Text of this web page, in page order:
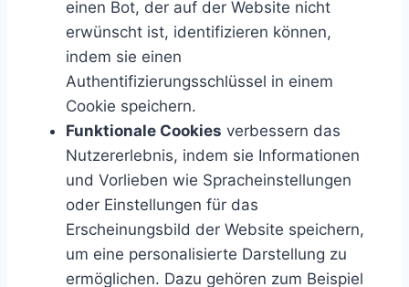
einen Bot, der auf der Website nicht
erwünscht ist, identifizieren können,
indem sie einen
Authentifizierungsschlüssel in einem
Cookie speichern.
Funktionale Cookies verbessern das
Nutzererlebnis, indem sie Informationen
und Vorlieben wie Spracheinstellungen
oder Einstellungen für das
Erscheinungsbild der Website speichern,
um eine personalisierte Darstellung zu
ermöglichen. Dazu gehören zum Beispiel